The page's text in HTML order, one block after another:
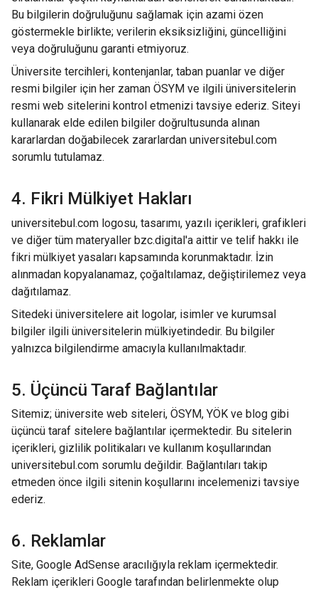
Bu bilgilerin doğruluğunu sağlamak için azami özen
göstermekle birlikte; verilerin eksiksizliğini, güncelliğini
veya doğruluğunu garanti etmiyoruz.
Üniversite tercihleri, kontenjanlar, taban puanlar ve diğer
resmi bilgiler için her zaman ÖSYM ve ilgili üniversitelerin
resmi web sitelerini kontrol etmenizi tavsiye ederiz. Siteyi
kullanarak elde edilen bilgiler doğrultusunda alınan
kararlardan doğabilecek zararlardan universitebul.com
sorumlu tutulamaz.
4. Fikri Mülkiyet Hakları
universitebul.com logosu, tasarımı, yazılı içerikleri, grafikleri
ve diğer tüm materyaller bzc.digital'a aittir ve telif hakkı ile
fikri mülkiyet yasaları kapsamında korunmaktadır. İzin
alınmadan kopyalanamaz, çoğaltılamaz, değiştirilemez veya
dağıtılamaz.
Sitedeki üniversitelere ait logolar, isimler ve kurumsal
bilgiler ilgili üniversitelerin mülkiyetindedir. Bu bilgiler
yalnızca bilgilendirme amacıyla kullanılmaktadır.
5. Üçüncü Taraf Bağlantılar
Sitemiz; üniversite web siteleri, ÖSYM, YÖK ve blog gibi
üçüncü taraf sitelere bağlantılar içermektedir. Bu sitelerin
içerikleri, gizlilik politikaları ve kullanım koşullarından
universitebul.com sorumlu değildir. Bağlantıları takip
etmeden önce ilgili sitenin koşullarını incelemenizi tavsiye
ederiz.
6. Reklamlar
Site, Google AdSense aracılığıyla reklam içermektedir.
Reklam içerikleri Google tarafından belirlenmekte olup